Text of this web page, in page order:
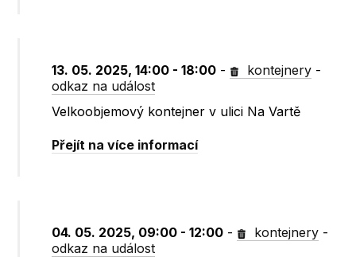
13. 05. 2025, 14:00 - 18:00 - kontejnery -
odkaz na událost
Velkoobjemový kontejner v ulici Na Vartě
Přejít na více informací
04. 05. 2025, 09:00 - 12:00 - kontejnery -
odkaz na událost